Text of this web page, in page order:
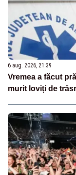
6 aug. 2026, 21:39
Vremea a făcut
murit loviți de